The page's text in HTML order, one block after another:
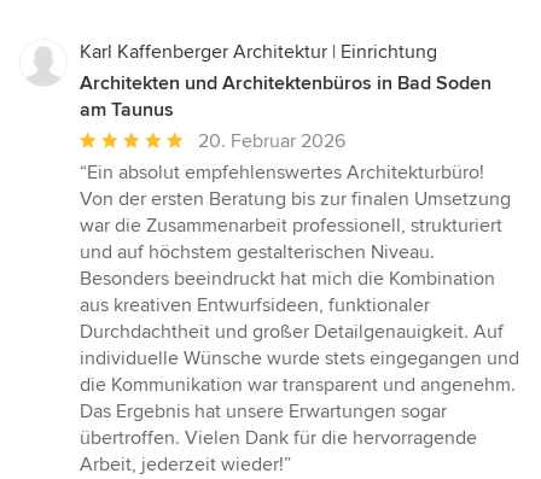
Karl Kaffenberger Architektur | Einrichtung
Architekten und Architektenbüros in Bad Soden
am Taunus
Durchschnittliche
Bewertung:
5
von
5
Sternen
20. Februar 2026
“Ein absolut empfehlenswertes Architekturbüro!
Von der ersten Beratung bis zur finalen Umsetzung
war die Zusammenarbeit professionell, strukturiert
und auf höchstem gestalterischen Niveau.
Besonders beeindruckt hat mich die Kombination
aus kreativen Entwurfsideen, funktionaler
Durchdachtheit und großer Detailgenauigkeit. Auf
individuelle Wünsche wurde stets eingegangen und
die Kommunikation war transparent und angenehm.
Das Ergebnis hat unsere Erwartungen sogar
übertroffen. Vielen Dank für die hervorragende
Arbeit, jederzeit wieder!”